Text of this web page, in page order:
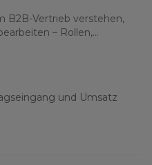
B2B-Vertrieb verstehen,
– Rollen,
und Umsatz